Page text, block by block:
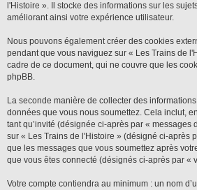
l'Histoire ». Il stocke des informations sur les
améliorant ainsi votre expérience utilisateur.
Nous pouvons également créer des cookies
pendant que vous naviguez sur « Les Trains de
cadre de ce document, qui ne couvre que les
phpBB.
La seconde manière de collecter des
données que vous nous soumettez. Cela inclut,
tant qu’invité (désignée ci-après par « messages
sur « Les Trains de l'Histoire » (désigné ci-après
que les messages que vous soumettez après
que vous êtes connecté (désignés ci-après par «
Votre compte contiendra au minimum : un nom